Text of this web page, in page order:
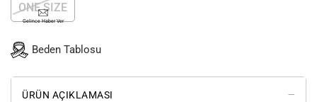
ONE SIZE
Gelince Haber Ver
Beden Tablosu
ÜRÜN AÇIKLAMASI